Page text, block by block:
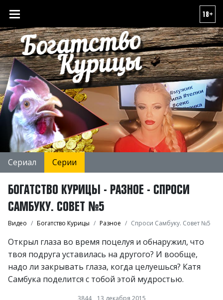
18+
Сериал Серии
БОГАТСТВО КУРИЦЫ - РАЗНОЕ - СПРОСИ
САМБУКУ. СОВЕТ №5
Видео Богатство Курицы Разное Спроси Самбуку. Совет №5
Открыл глаза во время поцелуя и обнаружил, что
твоя подруга уставилась на другого? И вообще,
надо ли закрывать глаза, когда целуешься? Катя
Самбука поделится с тобой этой мудростью.
3844 13 декабря 2015